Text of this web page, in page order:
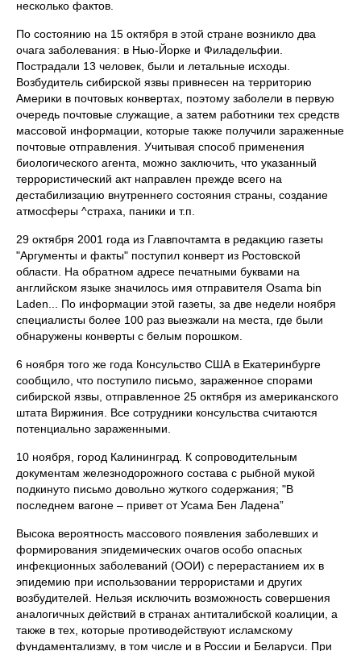
несколько фактов.
По состоянию на 15 октября в этой стране возникло два
очага заболевания: в Нью-Йорке и Филадельфии.
Пострадали 13 человек, были и летальные исходы.
Возбудитель сибирской язвы привнесен на территорию
Америки в почтовых конвертах, поэтому заболели в первую
очередь почтовые служащие, а затем работники тех средств
массовой информации, которые также получили зараженные
почтовые отправления. Учитывая способ применения
биологического агента, можно заключить, что указанный
террористический акт направлен прежде всего на
дестабилизацию внутреннего состояния страны, создание
атмосферы ^страха, паники и т.п.
29 октября 2001 года из Главпочтамта в редакцию газеты
"Аргументы и факты" поступил конверт из Ростовской
области. На обратном адресе печатными буквами на
английском языке значилось имя отправителя Osama bin
Laden... По информации этой газеты, за две недели ноября
специалисты более 100 раз выезжали на места, где были
обнаружены конверты с белым порошком.
6 ноября того же года Консульство США в Екатеринбурге
сообщило, что поступило письмо, зараженное спорами
сибирской язвы, отправленное 25 октября из американского
штата Виржиния. Все сотрудники консульства считаются
потенциально зараженными.
10 ноября, город Калининград. К сопроводительным
документам железнодорожного состава с рыбной мукой
подкинуто письмо довольно жуткого содержания; "В
последнем вагоне – привет от Усама Бен Ладена”
Высока вероятность массового появления заболевших и
формирования эпидемических очагов особо опасных
инфекционных заболеваний (ООИ) с перерастанием их в
эпидемию при использовании террористами и других
возбудителей. Нельзя исключить возможность совершения
аналогичных действий в странах антиталибской коалиции, а
также в тех, которые противодействуют исламскому
фундаментализму, в том числе и в России и Беларуси. При